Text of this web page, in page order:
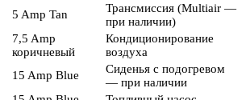
5 Amp Tan
Трансмиссия (Multiair —
при наличии)
7,5 Amp
коричневый
Кондиционирование
воздуха
15 Amp Blue
Сиденья с подогревом
— при наличии